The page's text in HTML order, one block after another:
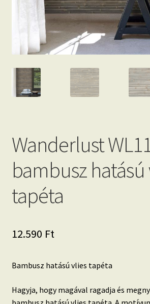
Wanderlust
bambusz hatású
tapéta
12.590 Ft
Bambusz hatású vlies tapéta
Hagyja, hogy magával ragadja és